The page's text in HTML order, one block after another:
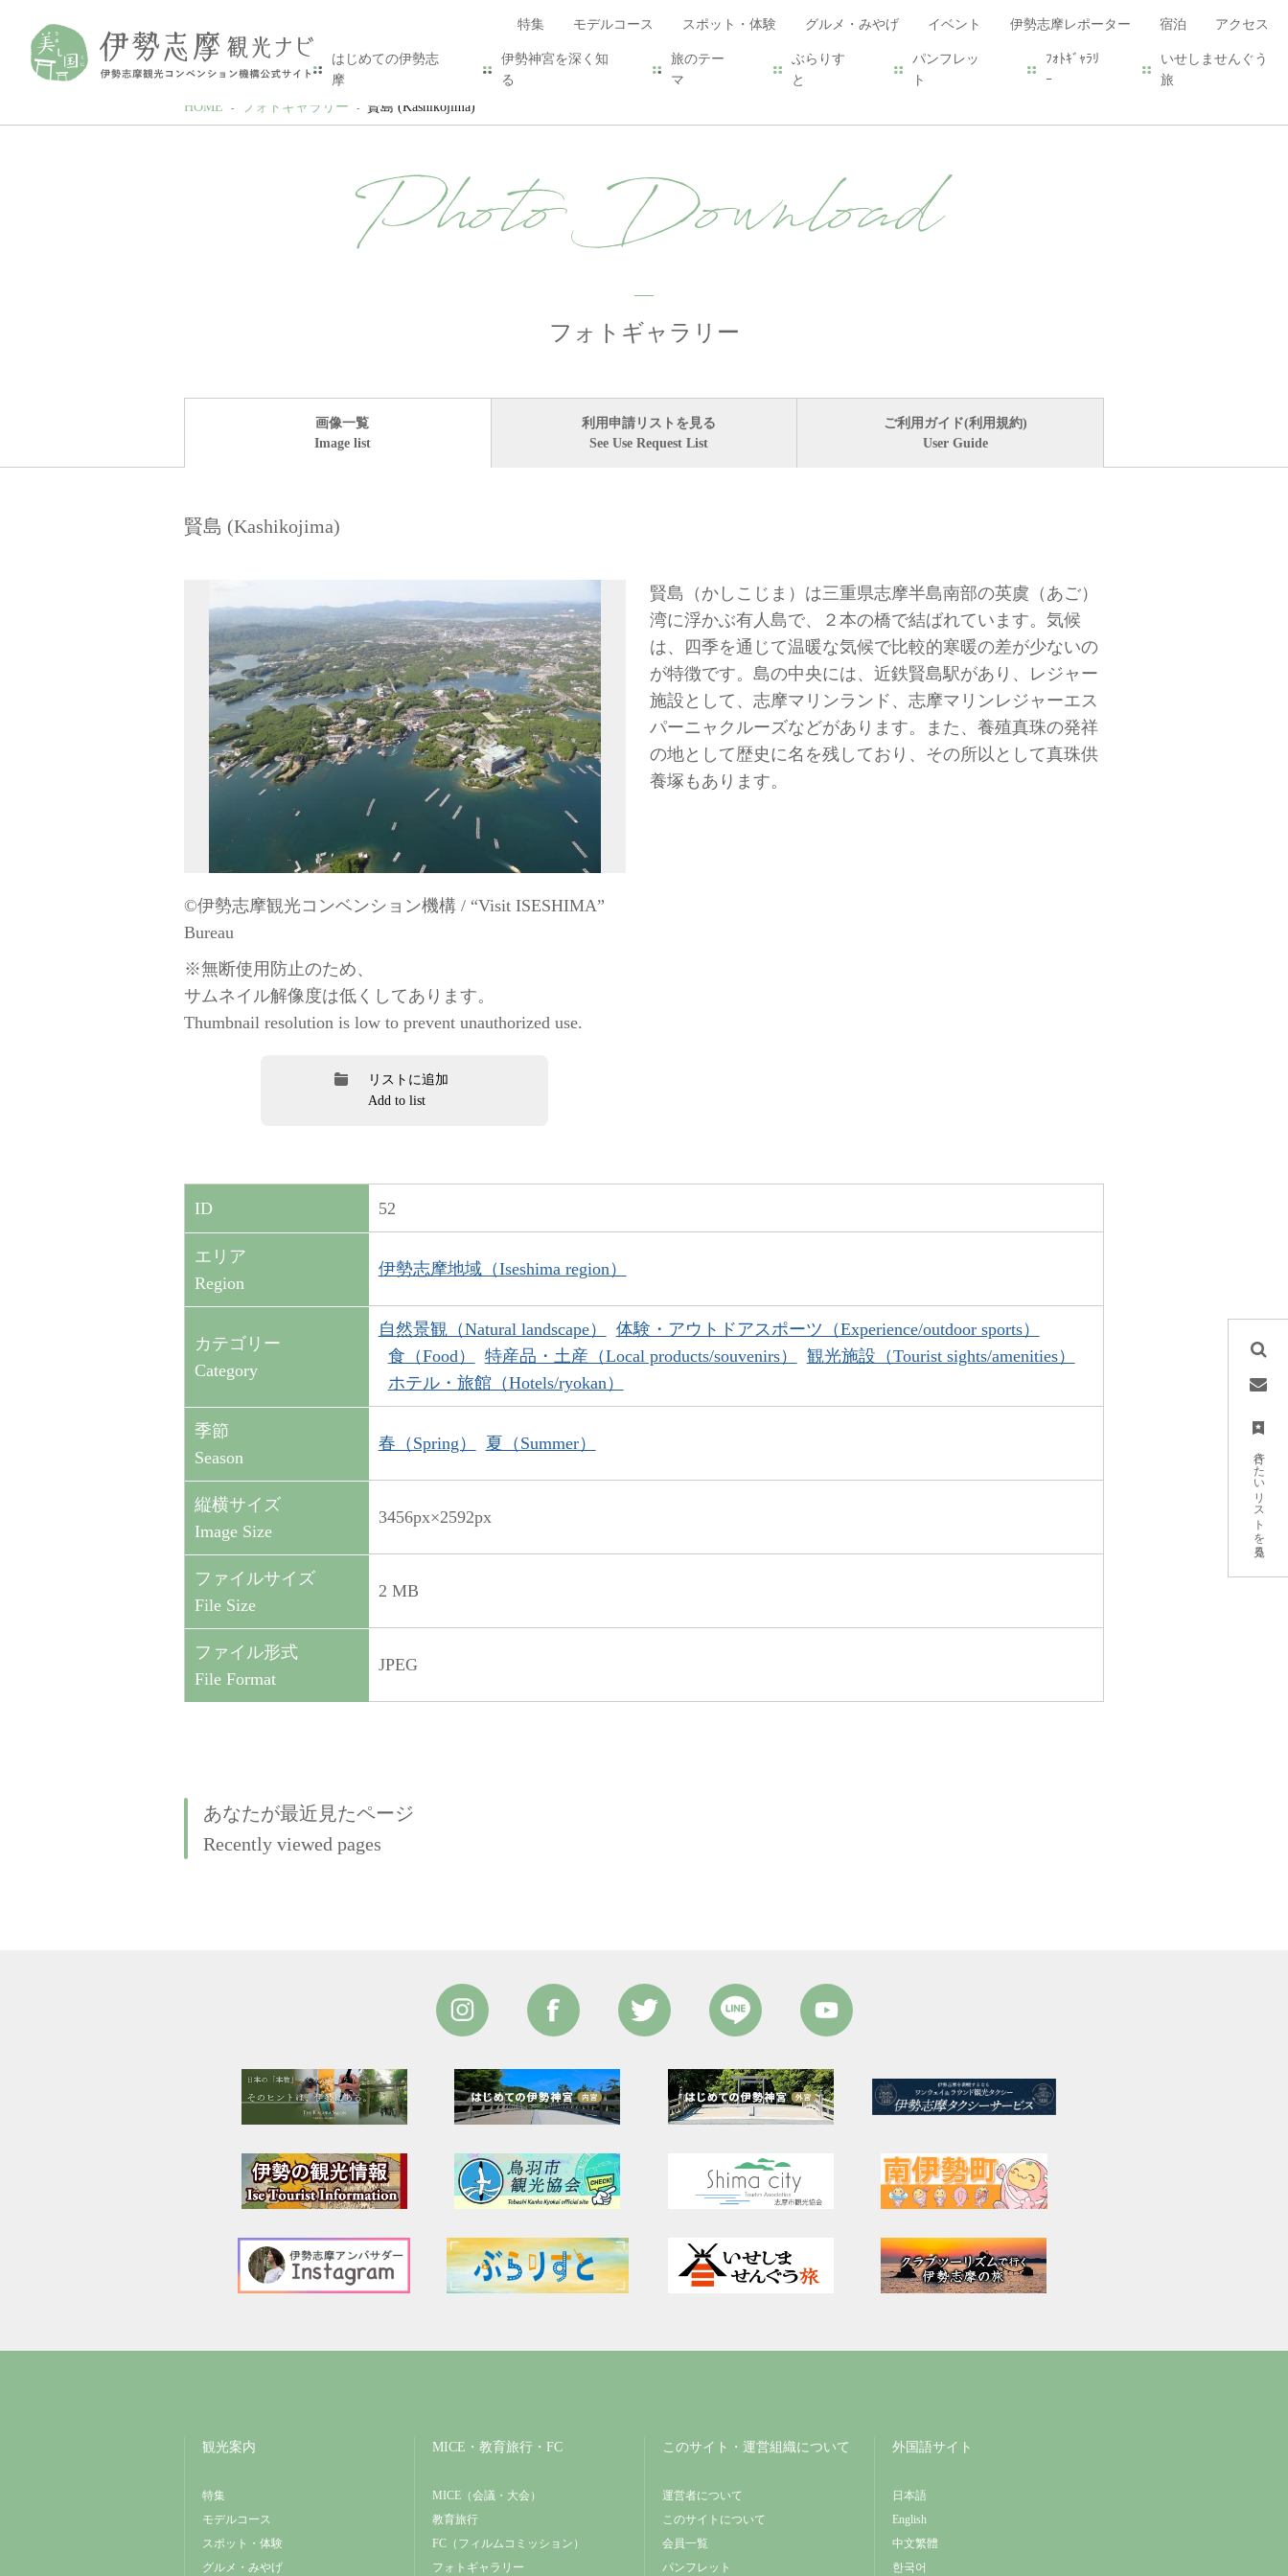
特集 モデルコース スポット・体験 グルメ・みやげ イベント 伊勢志摩レポーター 宿泊 アクセス
はじめての伊勢志
摩
伊勢神宮を深く知
る
旅のテー
マ
ぶらりす
と
パンフレッ
ト
ﾌｫﾄｷﾞｬﾗﾘ
ｰ
いせしませんぐう
旅
行きたいリストを見る
HOME フォトギャラリー 賢島 (Kashikojima)
Photo Download
フォトギャラリー
画像一覧
Image list
利用申請リストを見る
See Use Request List
ご利用ガイド(利用規約)
User Guide
賢島 (Kashikojima)
©伊勢志摩観光コンベンション機構 / “Visit ISESHIMA”
Bureau
※無断使用防止のため、
サムネイル解像度は低くしてあります。
Thumbnail resolution is low to prevent unauthorized use.
リストに追加
Add to list
賢島（かしこじま）は三重県志摩半島南部の英虞（あご）
湾に浮かぶ有人島で、２本の橋で結ばれています。気候
は、四季を通じて温暖な気候で比較的寒暖の差が少ないの
が特徴です。島の中央には、近鉄賢島駅があり、レジャー
施設として、志摩マリンランド、志摩マリンレジャーエス
パーニャクルーズなどがあります。また、養殖真珠の発祥
の地として歴史に名を残しており、その所以として真珠供
養塚もあります。
ID 52
エリア
Region
伊勢志摩地域（Iseshima region）
カテゴリー
Category
自然景観（Natural landscape）
体験・アウトドアスポーツ（Experience/outdoor sports）
食（Food）
特産品・土産（Local products/souvenirs）
観光施設（Tourist sights/amenities）
ホテル・旅館（Hotels/ryokan）
季節
Season
春（Spring） 夏（Summer）
縦横サイズ
Image Size
3456px×2592px
ファイルサイズ
File Size
2 MB
ファイル形式
File Format
JPEG
あなたが最近見たページ
Recently viewed pages
観光案内
特集
モデルコース
スポット・体験
グルメ・みやげ
MICE・教育旅行・FC
MICE（会議・大会）
教育旅行
FC（フィルムコミッション）
フォトギャラリー
このサイト・運営組織について
運営者について
このサイトについて
会員一覧
パンフレット
外国語サイト
日本語
English
中文繁體
한국어